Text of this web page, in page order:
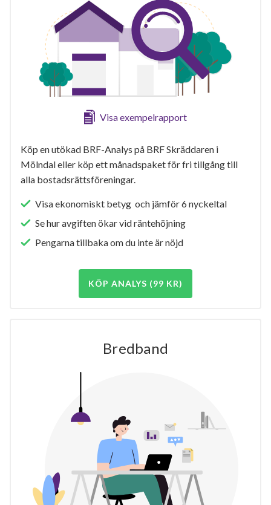
Visa exempelrapport
Köp en utökad BRF-Analys på BRF Skräddaren i
Mölndal eller köp ett månadspaket för fri tillgång till
alla bostadsrättsföreningar.
Visa ekonomiskt betyg och jämför 6 nyckeltal
Se hur avgiften ökar vid räntehöjning
Pengarna tillbaka om du inte är nöjd
KÖP ANALYS (99 KR)
Bredband